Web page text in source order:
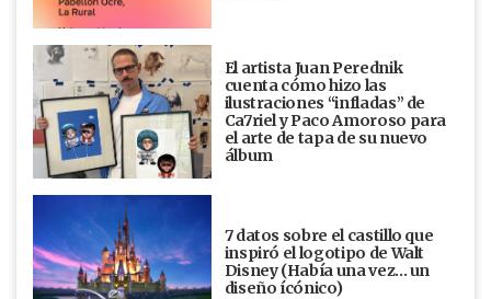
El artista Juan Perednik
cuenta cómo hizo las
ilustraciones “infladas” de
Ca7riel y Paco Amoroso para
el arte de tapa de su nuevo
álbum
7 datos sobre el castillo que
inspiró el logotipo de Walt
Disney (Había una vez... un
diseño ícónico)